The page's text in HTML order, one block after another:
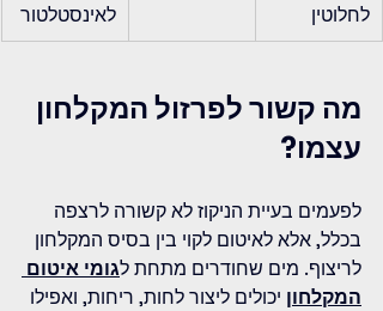
לחלוטין
לאינסטלטור
מה קשור לפרזול המקלחון
עצמו?
לפעמים בעיית הניקוז לא קשורה לרצפה
בכלל, אלא לאיטום לקוי בין בסיס המקלחון
לריצוף. מים שחודרים מתחת לגומי איטום
המקלחון יכולים ליצור לחות, ריחות, ואפילו